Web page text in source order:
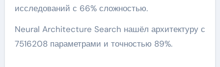
исследований с 66% сложностью.
Neural Architecture Search нашёл архитектуру с
7516208 параметрами и точностью 89%.